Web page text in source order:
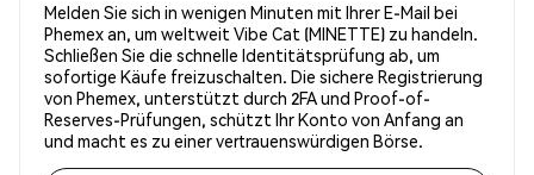
Melden Sie sich in wenigen Minuten mit Ihrer E-Mail bei
Phemex an, um weltweit Vibe Cat (MINETTE) zu handeln.
Schließen Sie die schnelle Identitätsprüfung ab, um
sofortige Käufe freizuschalten. Die sichere Registrierung
von Phemex, unterstützt durch 2FA und Proof-of-
Reserves-Prüfungen, schützt Ihr Konto von Anfang an
und macht es zu einer vertrauenswürdigen Börse.